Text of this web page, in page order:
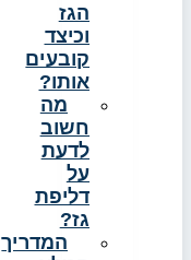
הגז
וכיצד
קובעים
אותו?
מה
חשוב
לדעת
על
דליפת
גז?
המדריך